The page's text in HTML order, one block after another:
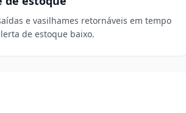
e vasilhames retornáveis em tempo
de estoque baixo.